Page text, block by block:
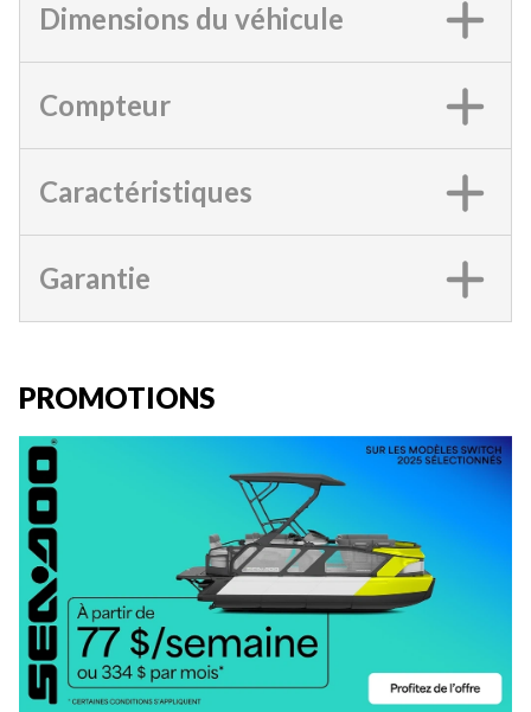
Dimensions du véhicule
Compteur
Caractéristiques
Garantie
PROMOTIONS